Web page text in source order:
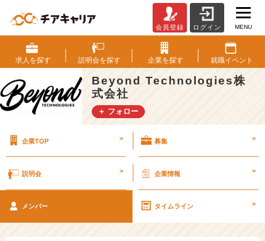
ン
チ
ャ
ー・
成
長
企
ら
ウ
会員登録 ログイン MENU
求人を探す 説明会を探す 企業を探す 就職イベント
Beyond Technologies株
式会社
＋ フォロー
企業TOP > 募集 >
説明会 > 企業情報 >
メンバー タイムライン >